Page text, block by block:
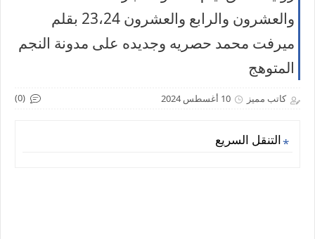
والعشرون والرابع والعشرون 23،24 بقلم
ميرفت محمد حصريه وجديده على مدونة النجم
المتوهج
كاتب مميز 10 أغسطس 2024 (0)
التنقل السريع